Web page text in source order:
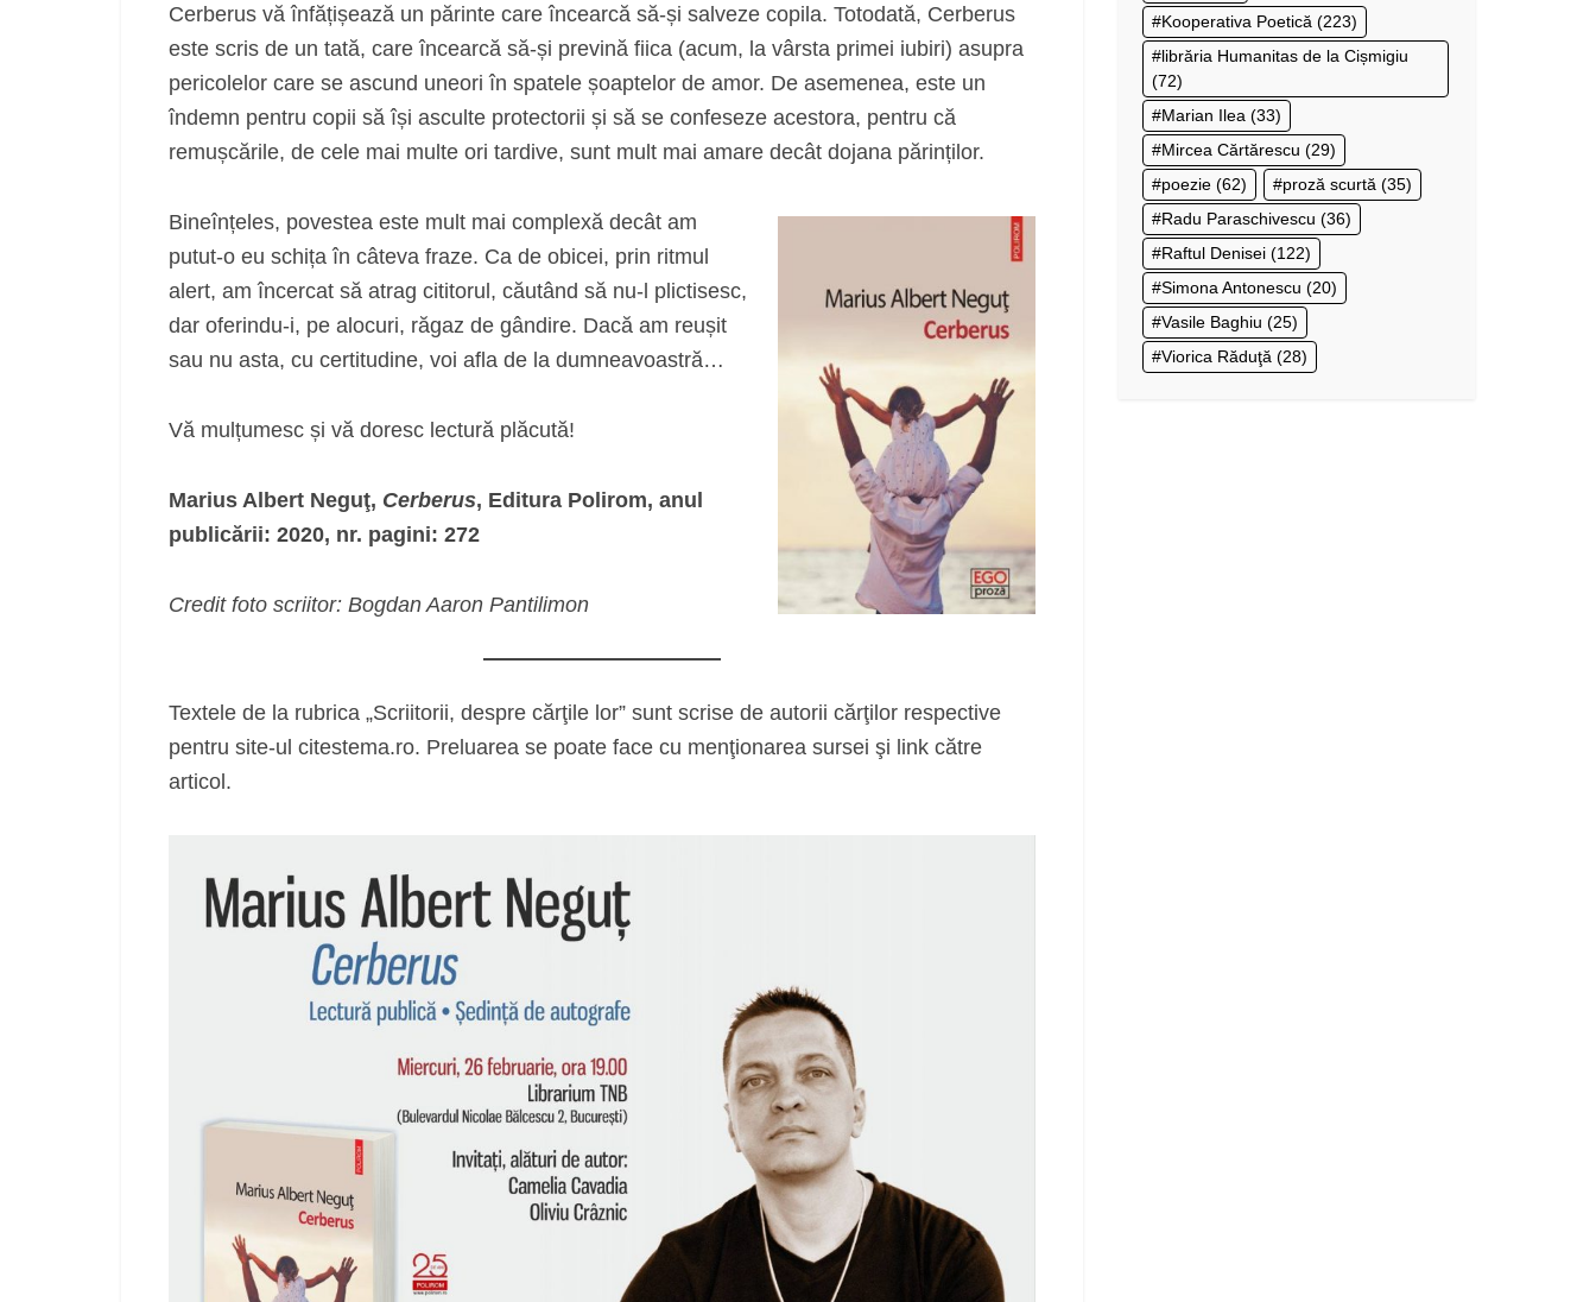
Cerberus vă înfățișează un părinte care încearcă să-și salveze copila. Totodată, Cerberus
este scris de un tată, care încearcă să-și prevină fiica (acum, la vârsta primei iubiri) asupra
pericolelor care se ascund uneori în spatele șoaptelor de amor. De asemenea, este un
îndemn pentru copii să își asculte protectorii și să se confeseze acestora, pentru că
remușcările, de cele mai multe ori tardive, sunt mult mai amare decât dojana părinților.
Bineînțeles, povestea este mult mai complexă decât am
putut-o eu schița în câteva fraze. Ca de obicei, prin ritmul
alert, am încercat să atrag cititorul, căutând să nu-l plictisesc,
dar oferindu-i, pe alocuri, răgaz de gândire. Dacă am reușit
sau nu asta, cu certitudine, voi afla de la dumneavoastră…
Vă mulțumesc și vă doresc lectură plăcută!
Marius Albert Neguţ, Cerberus, Editura Polirom, anul
publicării: 2020, nr. pagini: 272
Credit foto scriitor: Bogdan Aaron Pantilimon
Textele de la rubrica „Scriitorii, despre cărţile lor” sunt scrise de autorii cărţilor respective
pentru site-ul citestema.ro. Preluarea se poate face cu menţionarea sursei şi link către
articol.
Kooperativa Poetică (223)
librăria Humanitas de la Cișmigiu
(72)
Marian Ilea (33)
Mircea Cărtărescu (29)
poezie (62) proză scurtă (35)
Radu Paraschivescu (36)
Raftul Denisei (122)
Simona Antonescu (20)
Vasile Baghiu (25)
Viorica Răduţă (28)